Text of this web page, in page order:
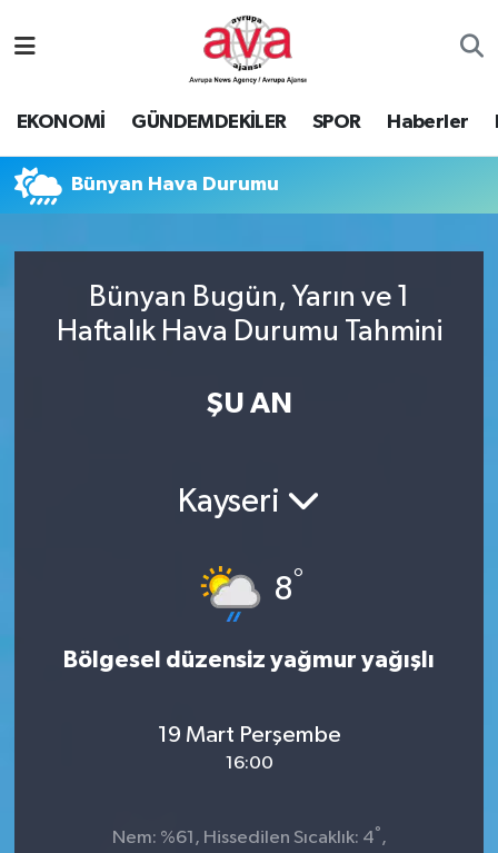
EKONOMİ GÜNDEMDEKİLER SPOR Haberler
Bünyan Hava Durumu
Bünyan Bugün, Yarın ve 1
Haftalık Hava Durumu Tahmini
ŞU AN
Kayseri
8°
Bölgesel düzensiz yağmur yağışlı
19 Mart Perşembe
16:00
Nem: %61, Hissedilen Sıcaklık: 4° ,
Nöbetçi Eczaneler
Namaz Vakitleri
Trafik Durumu
Süper Lig Puan Durumu ve Fikstür